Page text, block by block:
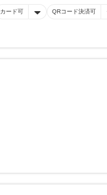
カード可 QRコード決済可